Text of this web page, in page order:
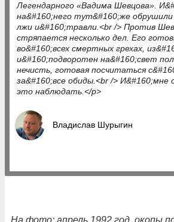
Легендарного «Вадима Шевцова».
на&#160;него тут&#160;же
лжи и&#160;травли.<br /> Против
стряпается несколько дел. Его
во&#160;всех смертных грехах,
и&#160;подворотен на&#160;свет
нечисть, готовая посчитаться
за&#160;все обиды.<br /> И&#160;мне
это наблюдать.</p>
Владислав Шурыгин
На фото: апрель 1992 год, окопы